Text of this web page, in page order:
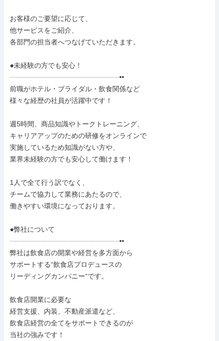
お客様のご要望に応じて、
他サービスをご紹介、
各部門の担当者へつなげていただきます。
●未経験の方でも安心！
┈┈┈┈┈┈┈┈┈┈┈┈┈┈┈┈••
前職がホテル・ブライダル・飲食関係など
様々な経歴の社員が活躍中です！
週5時間、商品知識やトークトレーニング、
キャリアアップのための研修をオンラインで
実施しているため知識がない方や、
業界未経験の方でも安心して働けます！
1人で全て行う訳でなく、
チームで協力して業務にあたるので、
働きやすい環境になっております。
●弊社について
┈┈┈┈┈┈┈┈┈┈┈┈┈┈┈┈••
弊社は飲食店の開業や経営を多方面から
サポートする“飲食店プロデュースの
リーディングカンパニー“です。
飲食店開業に必要な
経営支援、内装、不動産派遣など、
飲食店経営の全てをサポートできるのが
当社の強みです！